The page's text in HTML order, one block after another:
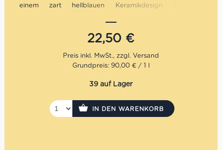
einem zart hellblauen Keramikdesign. Fruchtig,
Licht geschützt und stilvoll präsentiert. Ideal für die
mediterrane Küche, den täglichen Genuss oder als
elegante Geschenkidee mit italienischem Flair.
Mengenrabatt: erhalte beim Kauf von 3 nativen
Olivenölen Extra 12% Rabatt pro Artikel
22,50 €
Grundpreis: 90,00 € / 1 l
39 auf Lager
IN DEN WARENKORB